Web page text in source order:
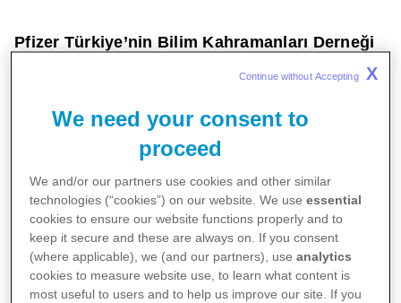
Pfizer Türkiye’nin Bilim Kahramanları Derneği
ile hayata geçirdiği Bilim Gençlerle Kazanacak
Temel bilimler ve mühendislik alanlarında çalışan
bilim insanlarıyla bilim insanlarıyla 14-18 yaş
We need your consent to
proceed
We and/or our partners use cookies and other similar
technologies (“cookies”) on our website. We useessential
cookies to ensure our website functions properly and to
keep it secure and these are always on. If you consent
(where applicable), we (and our partners), useanalytics
cookies to measure website use, to learn what content is
most useful to users and to help us improve our site. If you
Continue without Accepting X